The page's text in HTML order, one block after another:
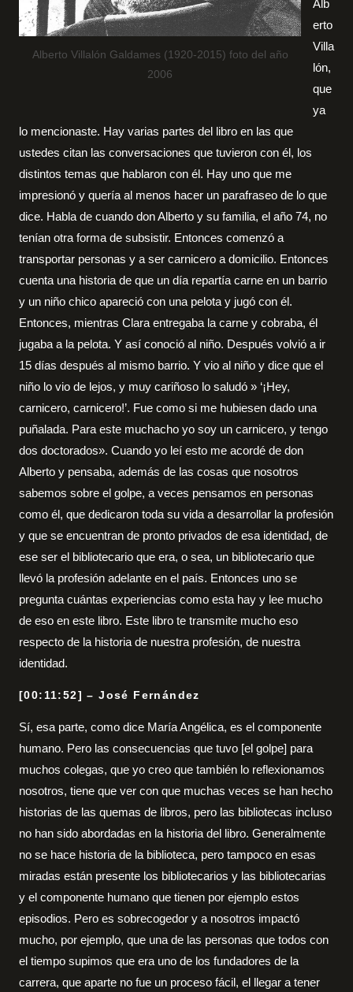
Alberto Villalón Galdames (1920-2015) foto del año
2006
Alb
erto
Villa
lón,
que
ya
lo mencionaste. Hay varias partes del libro en las que
ustedes citan las conversaciones que tuvieron con él, los
distintos temas que hablaron con él. Hay uno que me
impresionó y quería al menos hacer un parafraseo de lo que
dice. Habla de cuando don Alberto y su familia, el año 74, no
tenían otra forma de subsistir. Entonces comenzó a
transportar personas y a ser carnicero a domicilio. Entonces
cuenta una historia de que un día repartía carne en un barrio
y un niño chico apareció con una pelota y jugó con él.
Entonces, mientras Clara entregaba la carne y cobraba, él
jugaba a la pelota. Y así conoció al niño. Después volvió a ir
15 días después al mismo barrio. Y vio al niño y dice que el
niño lo vio de lejos, y muy cariñoso lo saludó » ‘¡Hey,
carnicero, carnicero!’. Fue como si me hubiesen dado una
puñalada. Para este muchacho yo soy un carnicero, y tengo
dos doctorados». Cuando yo leí esto me acordé de don
Alberto y pensaba, además de las cosas que nosotros
sabemos sobre el golpe, a veces pensamos en personas
como él, que dedicaron toda su vida a desarrollar la profesión
y que se encuentran de pronto privados de esa identidad, de
ese ser el bibliotecario que era, o sea, un bibliotecario que
llevó la profesión adelante en el país. Entonces uno se
pregunta cuántas experiencias como esta hay y lee mucho
de eso en este libro. Este libro te transmite mucho eso
respecto de la historia de nuestra profesión, de nuestra
identidad.
[00:11:52] – José Fernández
Sí, esa parte, como dice María Angélica, es el componente
humano. Pero las consecuencias que tuvo [el golpe] para
muchos colegas, que yo creo que también lo reflexionamos
nosotros, tiene que ver con que muchas veces se han hecho
historias de las quemas de libros, pero las bibliotecas incluso
no han sido abordadas en la historia del libro. Generalmente
no se hace historia de la biblioteca, pero tampoco en esas
miradas están presente los bibliotecarios y las bibliotecarias
y el componente humano que tienen por ejemplo estos
episodios. Pero es sobrecogedor y a nosotros impactó
mucho, por ejemplo, que una de las personas que todos con
el tiempo supimos que era uno de los fundadores de la
carrera, que aparte no fue un proceso fácil, el llegar a tener